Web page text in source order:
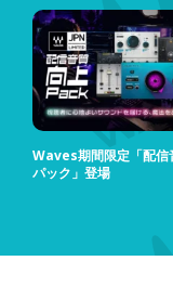
Waves期間限定「配信
パック」登場